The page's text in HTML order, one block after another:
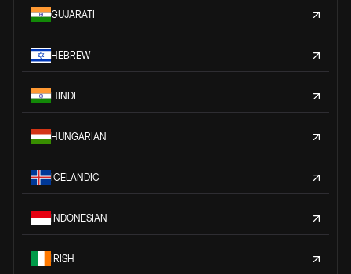
GUJARATI
HEBREW
HINDI
HUNGARIAN
ICELANDIC
INDONESIAN
IRISH